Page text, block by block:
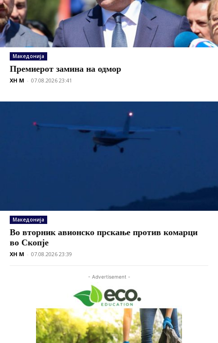
Македонија
Премиерот замина на одмор
XH M - 07.08.2026 23:41
Македонија
Во вторник авионско прскање против комарци
во Скопје
XH M - 07.08.2026 23:39
- Advertisement -